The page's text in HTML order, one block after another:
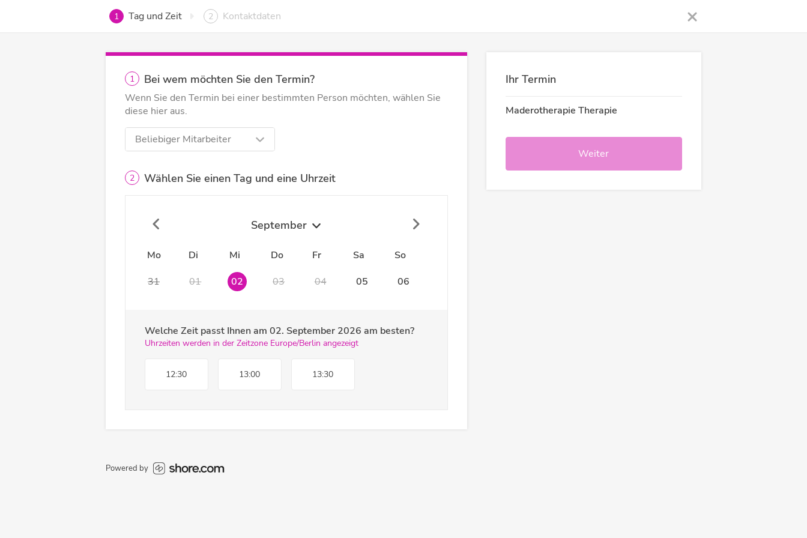
1 Tag und Zeit 2 Kontaktdaten
1 Bei wem möchten Sie den Termin?
Wenn Sie den Termin bei einer bestimmten Person möchten, wählen Sie
diese hier aus.
Beliebiger Mitarbeiter
2 Wählen Sie einen Tag und eine Uhrzeit
September
Mo Di Mi Do Fr Sa
So
31
01 02 03 04 05 06
Welche Zeit passt Ihnen am 02. September 2026 am besten?
Uhrzeiten werden in der Zeitzone Europe/Berlin angezeigt
12:30 13:00 13:30
Ihr Termin
Maderotherapie Therapie
Weiter
Powered by